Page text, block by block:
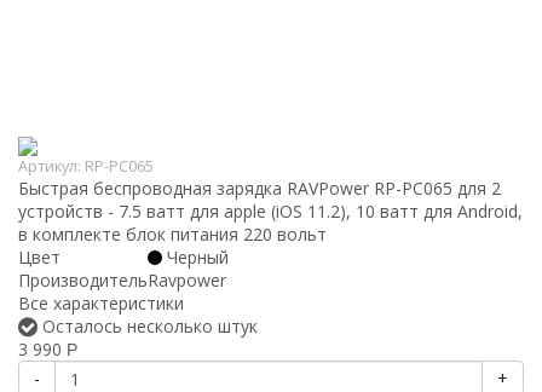
Артикул: RP-PC065
Быстрая беспроводная зарядка RAVPower RP-PC065 для 2
устройств - 7.5 ватт для apple (iOS 11.2), 10 ватт для Android,
в комплекте блок питания 220 вольт
Цвет
Черный
ПроизводительRavpower
Все характеристики
Осталось несколько штук
3 990 Р
-
+